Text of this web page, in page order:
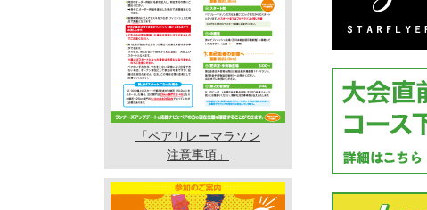
「ペアリレーマラソン
注意事項」